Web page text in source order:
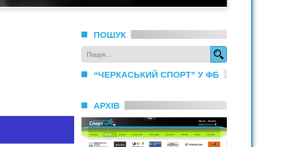
ПОШУК
“ЧЕРКАСЬКИЙ СПОРТ” У ФБ
АРХІВ